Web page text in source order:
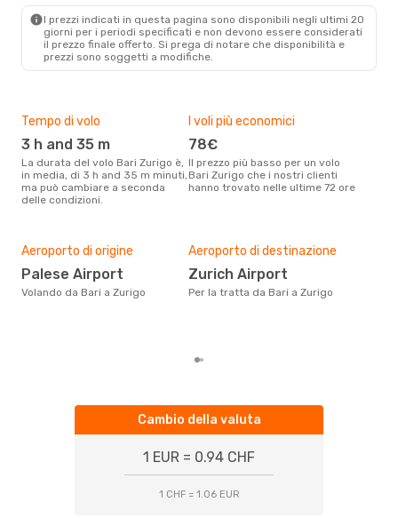
Swiss International Air Lines
Diretto
BRI- ZRH
ITA Airways1 Scalo
ZRH- BRI
I prezzi indicati in questa pagina sono disponibili negli ultimi 20
giorni per i periodi specificati e non devono essere considerati
il ​​prezzo finale offerto. Si prega di notare che disponibilità e
prezzi sono soggetti a modifiche.
Tempo di volo
3 h and 35 m
La durata del volo Bari Zurigo è,
in media, di 3 h and 35 m minuti,
ma può cambiare a seconda
delle condizioni.
I voli più economici
78€
Il prezzo più basso per un volo
Bari Zurigo che i nostri clienti
hanno trovato nelle ultime 72 ore
Aeroporto di origine
Palese Airport
Volando da Bari a Zurigo
Aeroporto di destinazione
Zurich Airport
Per la tratta da Bari a Zurigo
Cambio della valuta
1 EUR = 0.94 CHF
1 CHF = 1.06 EUR